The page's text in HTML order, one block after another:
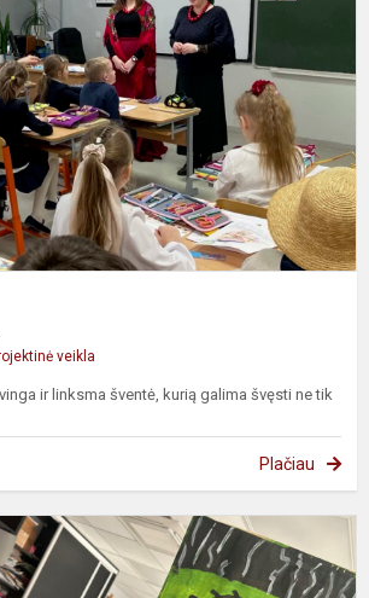
veikla
ir linksma šventė, kurią galima švęsti ne tik
Plačiau